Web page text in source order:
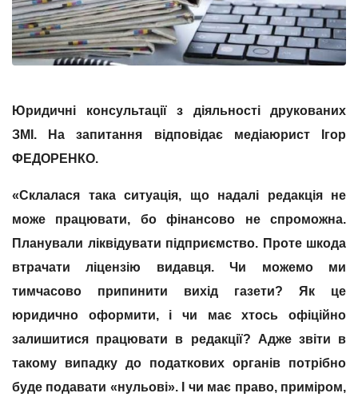
Юридичні консультації з діяльності друкованих
ЗМІ. На запитання відповідає медіаюрист Ігор
ФЕДОРЕНКО.
«Склалася така ситуація, що надалі редакція не
може працювати, бо фінансово не спроможна.
Планували ліквідувати підприємство. Проте шкода
втрачати ліцензію видавця. Чи можемо ми
тимчасово припинити вихід газети? Як це
юридично оформити, і чи має хтось офіційно
залишитися працювати в редакції? Адже звіти в
такому випадку до податкових органів потрібно
буде подавати «нульові». І чи має право, приміром,